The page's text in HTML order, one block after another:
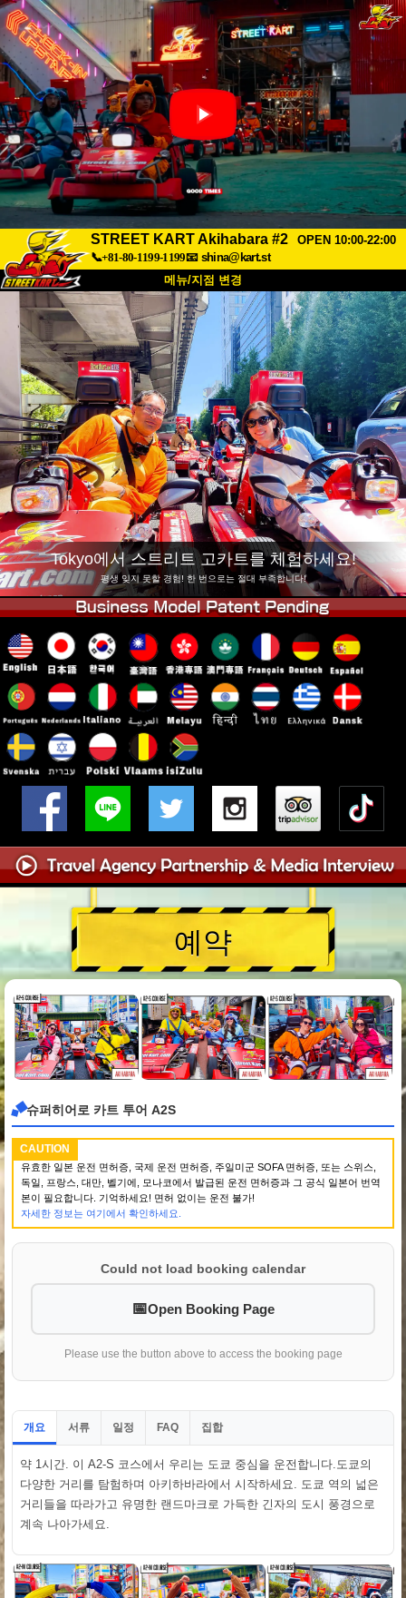
STREET KART Akihabara #2
OPEN 10:00-22:00
📞+81-80-1199-1199📧 shina@kart.st
메뉴/지점 변경
최상단
소개 가격
접근성 고객 리뷰 자주 묻는 질문
회사 정보 예약
지점 변경
도쿄 시나가와 #1 도쿄 아키하바라#1
도쿄 아키하바라#2 도쿄 시부야
도쿄 시부야 애넥스 도쿄 베이
도쿄 아사쿠사 오사카
오키나와
Tokyo에서 스트리트 고카트를 체험하세요!
평생 잊지 못할 경험! 한 번으로는 절대 부족합니다!
예약
슈퍼히어로 카트 투어 A2S
CAUTION
유효한 일본 운전 면허증, 국제 운전 면허증, 주일미군 SOFA 면허증, 또는 스위스,
독일, 프랑스, 대만, 벨기에, 모나코에서 발급된 운전 면허증과 그 공식 일본어 번역
본이 필요합니다. 기억하세요! 면허 없이는 운전 불가!
자세한 정보는 여기에서 확인하세요.
Could not load booking calendar
Open Booking Page
Please use the button above to access the booking page
개요 서류 일정 FAQ 집합
약 1시간. 이 A2-S 코스에서 우리는 도쿄 중심을 운전합니다.도쿄의
다양한 거리를 탐험하며 아키하바라에서 시작하세요. 도쿄 역의 넓은
거리들을 따라가고 유명한 랜드마크로 가득한 긴자의 도시 풍경으로
계속 나아가세요.